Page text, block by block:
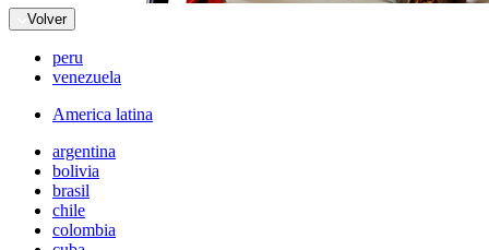
Volver
peru
venezuela
America latina
argentina
bolivia
brasil
chile
colombia